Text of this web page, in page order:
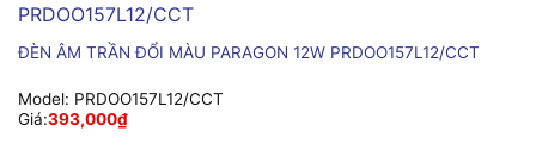
ĐÈN ÂM TRẦN ĐỔI MÀU PARAGON 12W PRDOO157L12/CCT
Model: PRDOO157L12/CCT
Giá:393,000₫